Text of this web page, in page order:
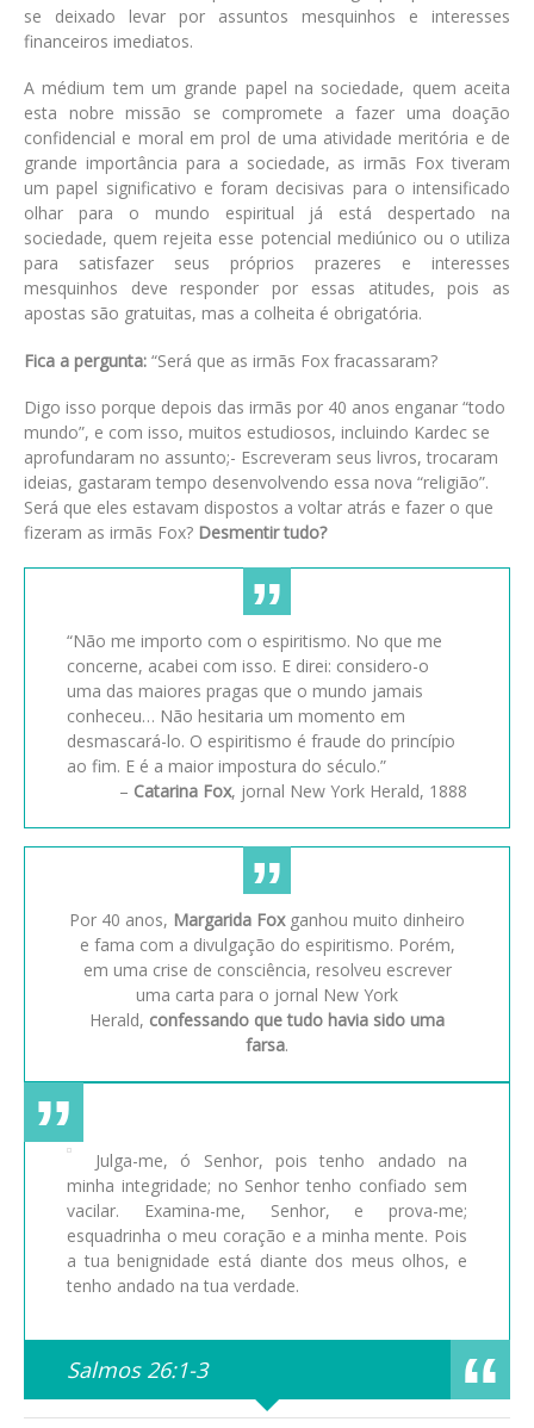
se deixado levar por assuntos mesquinhos e interesses
financeiros imediatos.
A médium tem um grande papel na sociedade, quem aceita
esta nobre missão se compromete a fazer uma doação
confidencial e moral em prol de uma atividade meritória e de
grande importância para a sociedade, as irmãs Fox tiveram
um papel significativo e foram decisivas para o intensificado
olhar para o mundo espiritual já está despertado na
sociedade, quem rejeita esse potencial mediúnico ou o utiliza
para satisfazer seus próprios prazeres e interesses
mesquinhos deve responder por essas atitudes, pois as
apostas são gratuitas, mas a colheita é obrigatória.
Fica a pergunta: “Será que as irmãs Fox fracassaram?
Digo isso porque depois das irmãs por 40 anos enganar “todo
mundo”, e com isso, muitos estudiosos, incluindo Kardec se
aprofundaram no assunto;- Escreveram seus livros, trocaram
ideias, gastaram tempo desenvolvendo essa nova “religião”.
Será que eles estavam dispostos a voltar atrás e fazer o que
fizeram as irmãs Fox? Desmentir tudo?
“Não me importo com o espiritismo. No que me
concerne, acabei com isso. E direi: considero-o
uma das maiores pragas que o mundo jamais
conheceu… Não hesitaria um momento em
desmascará-lo. O espiritismo é fraude do princípio
ao fim. E é a maior impostura do século.”
– Catarina Fox, jornal New York Herald, 1888
Por 40 anos, Margarida Foxganhou muito dinheiro
e fama com a divulgação do espiritismo. Porém,
em uma crise de consciência, resolveu escrever
uma carta para o jornal New York
Herald, confessando que tudo havia sido uma
farsa.
Julga-me, ó Senhor, pois tenho andado na
minha integridade; no Senhor tenho confiado sem
vacilar. Examina-me, Senhor, e prova-me;
esquadrinha o meu coração e a minha mente. Pois
a tua benignidade está diante dos meus olhos, e
tenho andado na tua verdade.
Salmos 26:1-3